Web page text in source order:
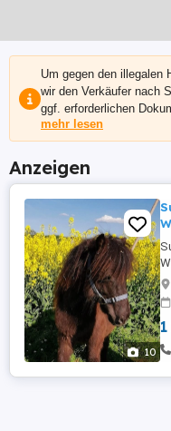
Um gegen den illegalen
wir den Verkäufer nach
ggf. erforderlichen
mehr lesen
Anzeigen
10